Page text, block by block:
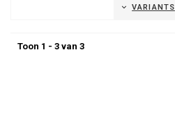
VARIANTS
Toon 1 - 3 van 3